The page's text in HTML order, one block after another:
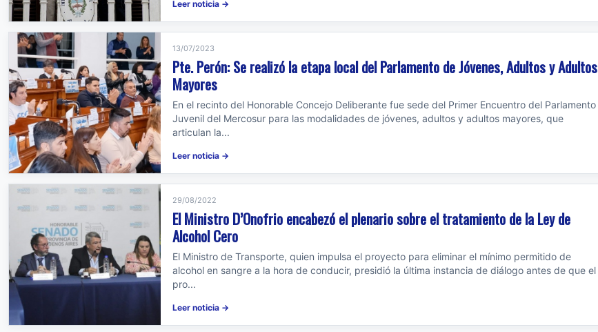
Leer noticia →
13/07/2023
Pte. Perón: Se realizó la etapa local del Parlamento de Jóvenes, Adultos y Adultos
Mayores
En el recinto del Honorable Concejo Deliberante fue sede del Primer Encuentro del Parlamento
Juvenil del Mercosur para las modalidades de jóvenes, adultos y adultos mayores, que
articulan la...
Leer noticia →
29/08/2022
El Ministro D’Onofrio encabezó el plenario sobre el tratamiento de la Ley de
Alcohol Cero
El Ministro de Transporte, quien impulsa el proyecto para eliminar el mínimo permitido de
alcohol en sangre a la hora de conducir, presidió la última instancia de diálogo antes de que el
pro...
Leer noticia →